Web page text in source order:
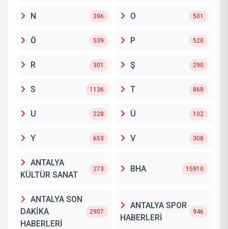
N 396 O 501
Ö 539 P 520
R 301 Ş 290
S 1136 T 868
U 228 Ü 102
Y 653 V 308
ANTALYA
KÜLTÜR SANAT
273 BHA 15910
ANTALYA SON
DAKİKA
HABERLERİ
2907
ANTALYA SPOR
HABERLERİ
946